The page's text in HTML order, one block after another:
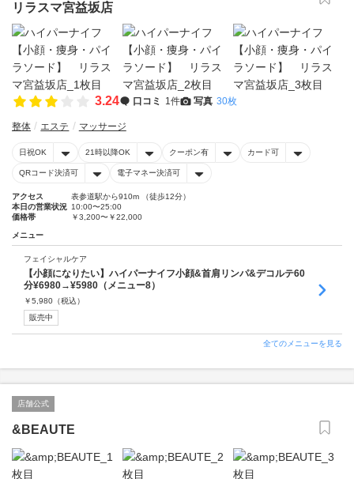
リラスマ宮益坂店
3.24 口コミ 1件 写真 30枚
整体 エステ マッサージ
日祝OK 21時以降OK クーポン有 カード可
QRコード決済可 電子マネー決済可
アクセス
表参道駅から910m （徒歩12分）
本日の営業状況 10:00〜25:00
価格帯
￥3,200〜￥22,000
メニュー
フェイシャルケア
【小顔になりたい】ハイパーナイフ小顔&首肩リンパ&デコルテ60
分¥6980→¥5980（メニュー8）
￥5,980 （税込）
販売中
全てのメニューを見る
店舗公式
&BEAUTE